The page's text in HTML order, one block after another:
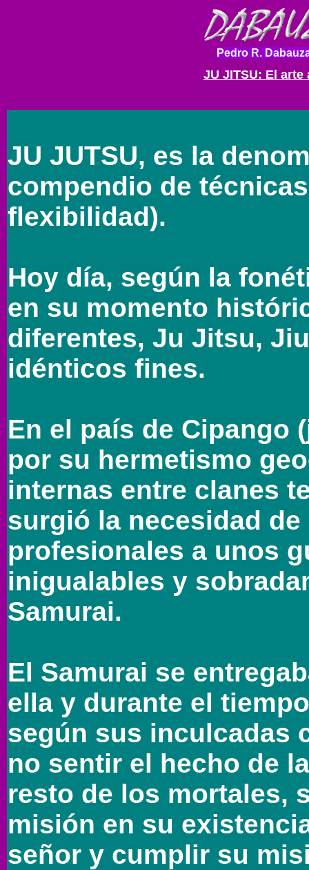
Pedro R.
JU JITSU: El
JU JUTSU, es la
compendio de
flexibilidad).
Hoy día, según la
en su momento
diferentes, Ju Jitsu,
idénticos fines.
En el país de Cipango
por su hermetismo
internas entre clanes
surgió la necesidad
profesionales a unos
inigualables y
Samurai.
El Samurai se
ella y durante el
según sus inculcadas
no sentir el hecho de
resto de los mortales,
misión en su
señor y cumplir su